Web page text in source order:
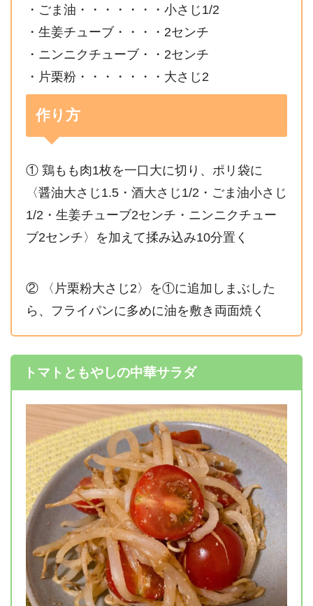
・ごま油・・・・・・・小さじ1/2
・生姜チューブ・・・・2センチ
・ニンニクチューブ・・2センチ
・片栗粉・・・・・・・大さじ2
作り方
① 鶏もも肉1枚を一口大に切り、ポリ袋に
〈醤油大さじ1.5・酒大さじ1/2・ごま油小さじ
1/2・生姜チューブ2センチ・ニンニクチュー
ブ2センチ〉を加えて揉み込み10分置く
② 〈片栗粉大さじ2〉を①に追加しまぶした
ら、フライパンに多めに油を敷き両面焼く
トマトともやしの中華サラダ